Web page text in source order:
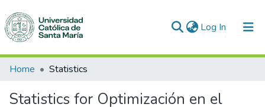
Log In (current)
Communities & Collections
All of DSpace
Home Statistics
Statistics for Optimización en el